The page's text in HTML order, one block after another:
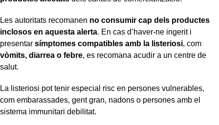
Les autoritats recomanen no consumir cap dels productes
inclosos en aquesta alerta. En cas d’haver-ne ingerit i
presentar símptomes compatibles amb la listeriosi, com
vòmits, diarrea o febre, es recomana acudir a un centre de
salut.
La listeriosi pot tenir especial risc en persones vulnerables,
com embarassades, gent gran, nadons o persones amb el
sistema immunitari debilitat.